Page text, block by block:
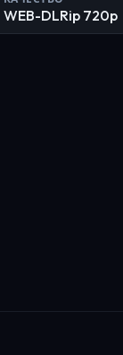
WEB-DLRip 720p